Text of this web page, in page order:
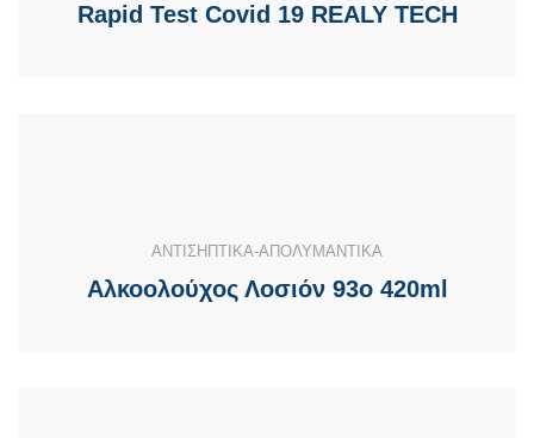
Rapid Test Covid 19 REALY TECH
ΑΝΤΙΣΗΠΤΙΚΑ-ΑΠΟΛΥΜΑΝΤΙΚΑ
Αλκοολούχος Λοσιόν 93ο 420ml